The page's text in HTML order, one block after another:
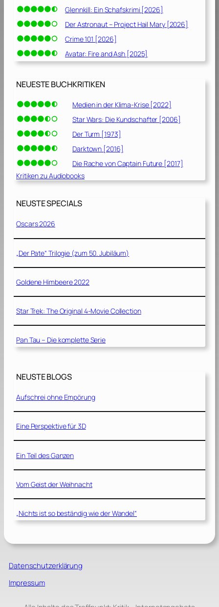
Glennkill: Ein Schafskrimi [2026]
Der Astronaut – Project Hail Mary [2026]
Crime 101 [2026]
Avatar: Fire and Ash [2025]
NEUESTE BUCHKRITIKEN
Medien in der Klima-Krise [2022]
Star Wars: Die Kundschafter [2006]
Der Turm [1973]
Darktown [2016]
Die Rache von Captain Future [2017]
Kritiken zu Audiobooks
NEUSTE SPECIALS
Oscars 2026
„Der Pate“ Trilogie (zum 50. Jubiläum)
Goldene Himbeere 2022
Star Trek: The Original 4-Movie Collection
Pan Tau – Die komplette Serie
NEUSTE BLOGS
Aufschrei ohne Empörung
Eine Perspektive für 3D
Ein Teil des Ganzen
Vom Geist der Weihnacht
„Nichts ist so beständig wie der Wandel“
Datenschutzerklärung
Impressum